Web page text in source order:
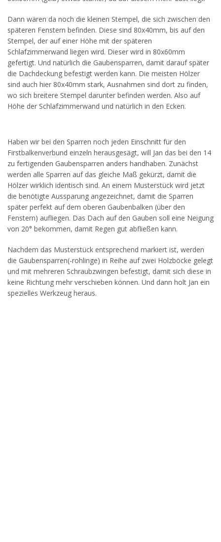
Dann wären da noch die kleinen Stempel, die sich zwischen den
späteren Fenstern befinden. Diese sind 80x40mm, bis auf den
Stempel, der auf einer Höhe mit der späteren
Schlafzimmerwand liegen wird. Dieser wird in 80x60mm
gefertigt. Und natürlich die Gaubensparren, damit darauf später
die Dachdeckung befestigt werden kann. Die meisten Hölzer
sind auch hier 80x40mm stark, Ausnahmen sind dort zu finden,
wo sich breitere Stempel darunter befinden werden. Also auf
Höhe der Schlafzimmerwand und natürlich in den Ecken.
Haben wir bei den Sparren noch jeden Einschnitt für den
Firstbalkenverbund einzeln herausgesägt, will Jan das bei den 14
zu fertigenden Gaubensparren anders handhaben. Zunächst
werden alle Sparren auf das gleiche Maß gekürzt, damit die
Hölzer wirklich identisch sind. An einem Musterstück wird jetzt
die benötigte Aussparung angezeichnet, damit die Sparren
später perfekt auf dem oberen Gaubenbalken (über den
Fenstern) aufliegen. Das Dach auf den Gauben soll eine Neigung
von 20° bekommen, damit Regen gut abfließen kann.
Nachdem das Musterstück entsprechend markiert ist, werden
die Gaubensparren(-rohlinge) in Reihe auf zwei Holzböcke gelegt
und mit mehreren Schraubzwingen befestigt, damit sich diese in
keine Richtung mehr verschieben können. Und dann holt Jan ein
spezielles Werkzeug heraus.